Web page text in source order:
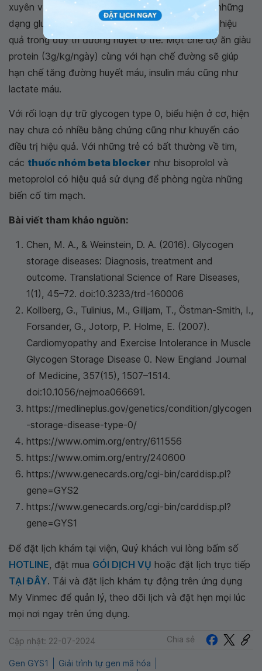
xuyên và ăn nhẹ sau 3-4 giờ đồng hồ. Sử dụng những
dạng glucose “giải phóng chậm” như bột bắp có hiệu
quả trong duy trì đường huyết ở trẻ. Một chế độ ăn giàu
protein (3g/kg/ngày) cùng với hạn chế đường sẽ giúp
hạn chế tăng đường huyết máu, insulin máu cũng như
lactate máu.
Với rối loạn dự trữ glycogen type 0, biểu hiện ở cơ, hiện
nay chưa có nhiều bằng chứng cũng như khuyến cáo
điều trị hiệu quả. Với những trẻ có bất thường về tim,
các thuốc nhóm beta blocker như bisoprolol và
metoprolol có hiệu quả sử dụng để phòng ngừa những
biến cố tim mạch.
Bài viết tham khảo nguồn:
Chen, M. A., & Weinstein, D. A. (2016). Glycogen
storage diseases: Diagnosis, treatment and
outcome. Translational Science of Rare Diseases,
1(1), 45–72. doi:10.3233/trd-160006
Kollberg, G., Tulinius, M., Gilljam, T., Östman-Smith, I.,
Forsander, G., Jotorp, P. Holme, E. (2007).
Cardiomyopathy and Exercise Intolerance in Muscle
Glycogen Storage Disease 0. New England Journal
of Medicine, 357(15), 1507–1514.
doi:10.1056/nejmoa066691.
https://medlineplus.gov/genetics/condition/glycogen
-storage-disease-type-0/
https://www.omim.org/entry/611556
https://www.omim.org/entry/240600
https://www.genecards.org/cgi-bin/carddisp.pl?
gene=GYS2
https://www.genecards.org/cgi-bin/carddisp.pl?
gene=GYS1
Để đặt lịch khám tại viện, Quý khách vui lòng bấm số
HOTLINE, đặt mua GÓI DỊCH VỤ hoặc đặt lịch trực tiếp
TẠI ĐÂY. Tải và đặt lịch khám tự động trên ứng dụng
My Vinmec để quản lý, theo dõi lịch và đặt hẹn mọi lúc
mọi nơi ngay trên ứng dụng.
Cập nhật: 22-07-2024 Chia sẻ
Gen GYS1
Giải trình tự gen mã hóa